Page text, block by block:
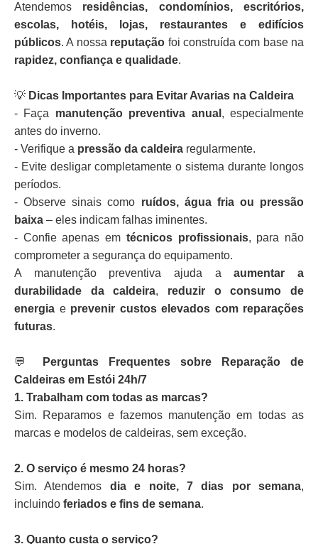
Atendemos residências, condomínios, escritórios,
escolas, hotéis, lojas, restaurantes e edifícios
públicos. A nossa reputação foi construída com base na
rapidez, confiança e qualidade.
💡 Dicas Importantes para Evitar Avarias na Caldeira
- Faça manutenção preventiva anual , especialmente
antes do inverno.
- Verifique a pressão da caldeira regularmente.
- Evite desligar completamente o sistema durante longos
períodos.
- Observe sinais como ruídos, água fria ou pressão
baixa – eles indicam falhas iminentes.
- Confie apenas em técnicos profissionais, para não
comprometer a segurança do equipamento.
A manutenção preventiva ajuda aaumentar a
durabilidade da caldeira, reduzir o consumo de
energia e prevenir custos elevados com reparações
futuras.
💬
Perguntas Frequentes sobre Reparação de
Caldeiras em Estói 24h/7
1. Trabalham com todas as marcas?
Sim. Reparamos e fazemos manutenção em todas as
marcas e modelos de caldeiras, sem exceção.
2. O serviço é mesmo 24 horas?
Sim. Atendemos dia e noite, 7 dias por semana,
incluindo feriados e fins de semana.
3. Quanto custa o serviço?